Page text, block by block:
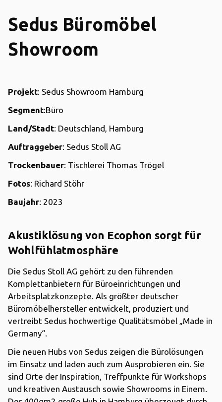
Sedus Büromöbel
Showroom
Projekt: Sedus Showroom Hamburg
Segment:Büro
Land/Stadt: Deutschland, Hamburg
Auftraggeber: Sedus Stoll AG
Trockenbauer: Tischlerei Thomas Trögel
Fotos: Richard Stöhr
Baujahr: 2023
Akustiklösung von Ecophon sorgt für
Wohlfühlatmosphäre
Die Sedus Stoll AG gehört zu den führenden
Komplettanbietern für Büroeinrichtungen und
Arbeitsplatzkonzepte. Als größter deutscher
Büromöbelhersteller entwickelt, produziert und
vertreibt Sedus hochwertige Qualitätsmöbel „Made in
Germany“.
Die neuen Hubs von Sedus zeigen die Bürolösungen
im Einsatz und laden auch zum Ausprobieren ein. Sie
sind Orte der Inspiration, Treffpunkte für Workshops
und kreativen Austausch sowie Showrooms in Einem.